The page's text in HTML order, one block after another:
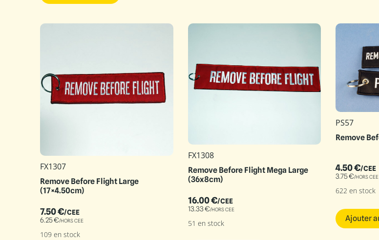
FX1307
Remove Before Flight Large
(17×4.50cm)
7.50€/CEE
6.25€/HORS CEE
109 en stock
FX1308
Remove Before Flight Mega Large
(36x8cm)
16.00€/CEE
13.33€/HORS CEE
51 en stock
PS57
Remove
4.50€/CEE
3.75€/HORS CEE
622 en stock
Ajouter